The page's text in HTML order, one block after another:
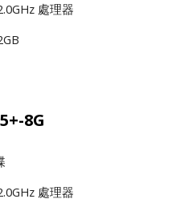
處理器
8G
處理器